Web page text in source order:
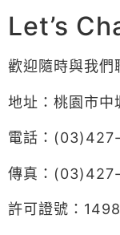
Let’s
歡迎隨時與我們
地址：桃園市
電話：
傳真：
許可證號：1498